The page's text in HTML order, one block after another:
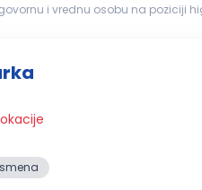
osobu na poziciji higijeničar-ka /
smena